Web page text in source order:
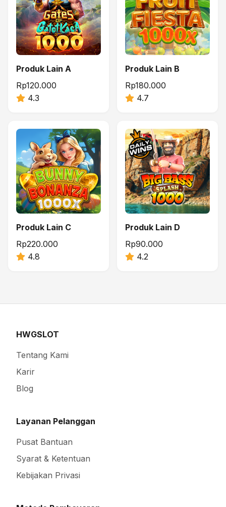
Produk Lain A
Rp120.000
4.3
Produk Lain B
Rp180.000
4.7
Produk Lain C
Rp220.000
4.8
Produk Lain D
Rp90.000
4.2
HWGSLOT
Tentang Kami
Karir
Blog
Layanan Pelanggan
Pusat Bantuan
Syarat & Ketentuan
Kebijakan Privasi